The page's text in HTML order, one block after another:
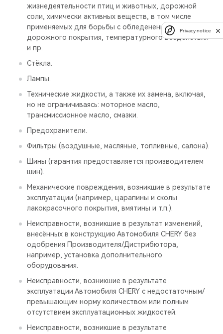
жизнедеятельности птиц и животных, дорожной
соли, химически активных веществ, в том числе
применяемых для борьбы с обледенением
дорожного покрытия, температурного воздействия
и пр.
Стёкла.
Лампы.
Технические жидкости, а также их замена, включая,
но не ограничиваясь: моторное масло,
трансмиссионное масло, смазки.
Предохранители.
Фильтры (воздушные, масляные, топливные, салона).
Шины (гарантия предоставляется производителем
шин).
Механические повреждения, возникшие в результате
эксплуатации (например, царапины и сколы
лакокрасочного покрытия, вмятины и т.п.).
Неисправности, возникшие в результат изменений,
внесённых в конструкцию Автомобиля CHERY без
одобрения Производителя/Дистрибютора,
например, установка дополнительного
оборудования.
Неисправности, возникшие в результате
эксплуатации Автомобиля CHERY с недостаточным/
превышающим норму количеством или полным
отсутствием эксплуатационных жидкостей.
Неисправности, возникшие в результате
Privacy notice